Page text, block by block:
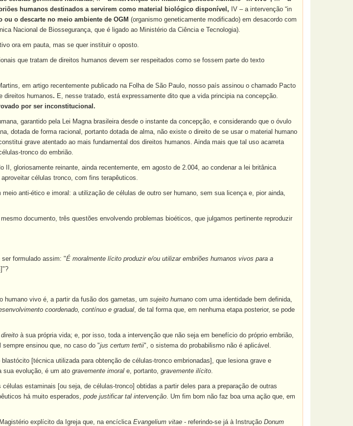
humanos destinados a servirem como material biológico disponível, IV – a intervenção “in
ou o descarte no meio ambiente de OGM (organismo geneticamente modificado) em desacordo com
Nacional de Biossegurança, que é ligado ao Ministério da Ciência e Tecnologia).
ora em pauta, mas se quer instituir o oposto.
que tratam de direitos humanos devem ser respeitados como se fossem parte do texto
em artigo recentemente publicado na Folha de São Paulo, nosso país assinou o chamado Pacto
direitos humanos. E, nesse tratado, está expressamente dito que a vida principia na concepção.
por ser inconstitucional.
garantido pela Lei Magna brasileira desde o instante da concepção, e considerando que o óvulo
dotada de forma racional, portanto dotada de alma, não existe o direito de se usar o material humano
grave atentado ao mais fundamental dos direitos humanos. Ainda mais que tal uso acarreta
tronco do embrião.
II, gloriosamente reinante, ainda recentemente, em agosto de 2.004, ao condenar a lei britânica
células tronco, com fins terapêuticos.
anti-ético e imoral: a utilização de células de outro ser humano, sem sua licença e, pior ainda,
documento, três questões envolvendo problemas bioéticos, que julgamos pertinente reproduzir
formulado assim: "É moralmente lícito produzir e/ou utilizar embriões humanos vivos para a
humano vivo é, a partir da fusão dos gametas, um sujeito humano com uma identidade bem definida,
coordenado, contínuo e gradual, de tal forma que, em nenhuma etapa posterior, se pode
direito à sua própria vida; e, por isso, toda a intervenção que não seja em benefício do próprio embrião,
ensinou que, no caso do "jus certum tertii", o sistema do probabilismo não é aplicável.
[técnica utilizada para obtenção de células-tronco embrionadas], que lesiona grave e
sua evolução, é um ato gravemente imoral e, portanto, gravemente ilícito.
estaminais [ou seja, de células-tronco] obtidas a partir deles para a preparação de outras
há muito esperados, pode justificar tal intervenção. Um fim bom não faz boa uma ação que, em
explícito da Igreja que, na encíclicaEvangelium vitae - referindo-se já à Instrução Donum